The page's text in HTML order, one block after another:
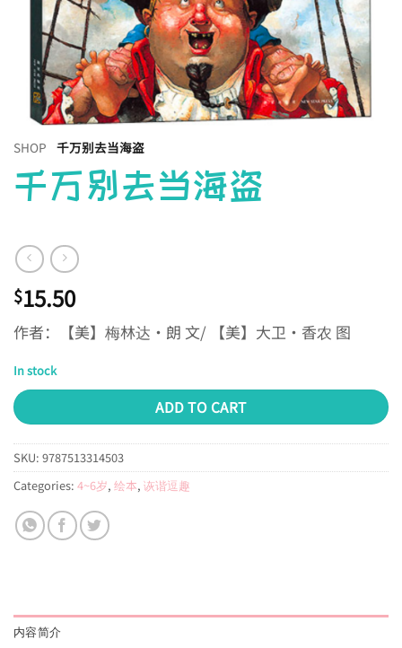
SHOP 千万别去当海盗
千万别去当海盗
$15.50
作者：【美】梅林达·朗 文/ 【美】大卫·香农 图
In stock
ADD TO CART
SKU: 9787513314503
Categories: 4~6岁, 绘本, 诙谐逗趣
内容简介